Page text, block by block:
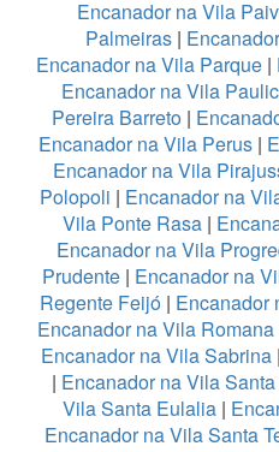
Encanador na Vila
Palmeiras|
Encanador na Vila Parque |
Encanador na Vila
Pereira Barreto|
Encanador na Vila Perus|
Encanador na Vila
Polopoli | Encanador na
Vila Ponte Rasa|
Encanador na Vila
Prudente | Encanador na
Regente Feijó | Encanador
Encanador na Vila Romana
Encanador na Vila Sabrina|
| Encanador na Vila
Vila Santa Eulalia |
Encanador na Vila Santa